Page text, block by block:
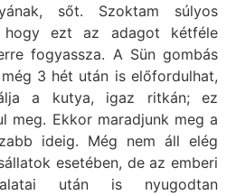
sőt. Szoktam súlyos
hogy ezt az adagot kétféle
fogyassza. A Sün gombás
3 hét után is előfordulhat,
a kutya, igaz ritkán; ez
meg. Ekkor maradjunk meg a
ideig. Még nem áll elég
esetében, de az emberi
után is nyugodtan